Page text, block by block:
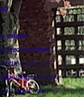
relatie
gezinsleden
van De
voor
rond het